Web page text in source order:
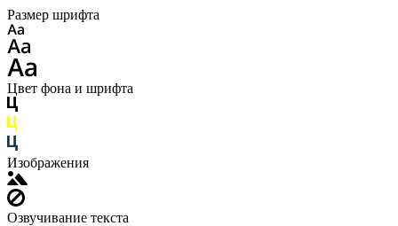
Размер шрифта
Цвет фона и шрифта
Изображения
Озвучивание текста